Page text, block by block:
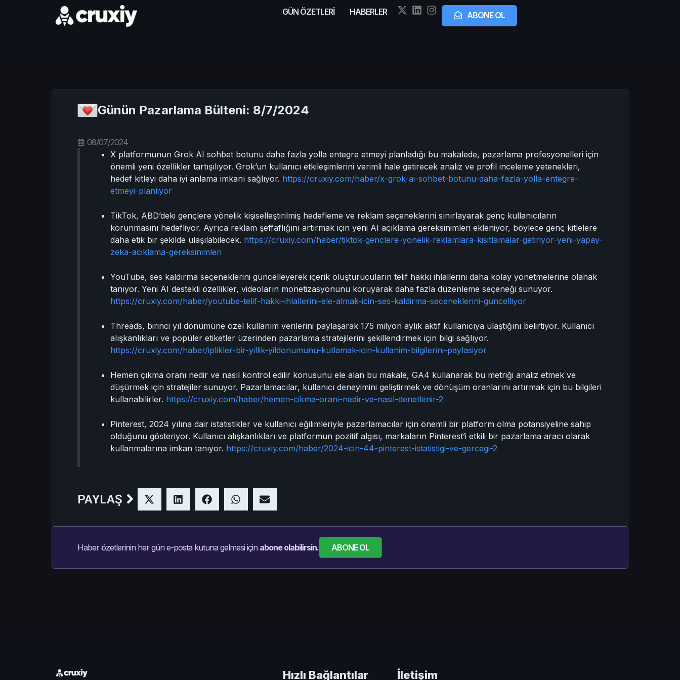
GÜN ÖZETLERİ HABERLER ABONE OL
Günün Pazarlama Bülteni: 8/7/2024
08/07/2024
X platformunun Grok AI sohbet botunu daha fazla yolla entegre etmeyi planladığı bu makalede, pazarlama profesyonelleri için
önemli yeni özellikler tartışılıyor. Grok’un kullanıcı etkileşimlerini verimli hale getirecek analiz ve profil inceleme yetenekleri,
hedef kitleyi daha iyi anlama imkanı sağlıyor. https://cruxiy.com/haber/x-grok-ai-sohbet-botunu-daha-fazla-yolla-entegre-
etmeyi-planliyor
TikTok, ABD’deki gençlere yönelik kişiselleştirilmiş hedefleme ve reklam seçeneklerini sınırlayarak genç kullanıcıların
korunmasını hedefliyor. Ayrıca reklam şeffaflığını artırmak için yeni AI açıklama gereksinimleri ekleniyor, böylece genç kitlelere
daha etik bir şekilde ulaşılabilecek. https://cruxiy.com/haber/tiktok-genclere-yonelik-reklamlara-kisitlamalar-getiriyor-yeni-yapay-
zeka-aciklama-gereksinimleri
YouTube, ses kaldırma seçeneklerini güncelleyerek içerik oluşturucuların telif hakkı ihlallerini daha kolay yönetmelerine olanak
tanıyor. Yeni AI destekli özellikler, videoların monetizasyonunu koruyarak daha fazla düzenleme seçeneği sunuyor.
https://cruxiy.com/haber/youtube-telif-hakki-ihlallerini-ele-almak-icin-ses-kaldirma-seceneklerini-guncelliyor
Threads, birinci yıl dönümüne özel kullanım verilerini paylaşarak 175 milyon aylık aktif kullanıcıya ulaştığını belirtiyor. Kullanıcı
alışkanlıkları ve popüler etiketler üzerinden pazarlama stratejilerini şekillendirmek için bilgi sağlıyor.
https://cruxiy.com/haber/iplikler-bir-yillik-yildonumunu-kutlamak-icin-kullanim-bilgilerini-paylasiyor
Hemen çıkma oranı nedir ve nasıl kontrol edilir konusunu ele alan bu makale, GA4 kullanarak bu metriği analiz etmek ve
düşürmek için stratejiler sunuyor. Pazarlamacılar, kullanıcı deneyimini geliştirmek ve dönüşüm oranlarını artırmak için bu bilgileri
kullanabilirler. https://cruxiy.com/haber/hemen-cikma-orani-nedir-ve-nasil-denetlenir-2
Pinterest, 2024 yılına dair istatistikler ve kullanıcı eğilimleriyle pazarlamacılar için önemli bir platform olma potansiyeline sahip
olduğunu gösteriyor. Kullanıcı alışkanlıkları ve platformun pozitif algısı, markaların Pinterest’i etkili bir pazarlama aracı olarak
kullanmalarına imkan tanıyor. https://cruxiy.com/haber/2024-icin-44-pinterest-istatistigi-ve-gercegi-2
PAYLAŞ
Haber özetlerinin her gün e-posta kutuna gelmesi için abone olabilirsin. ABONE OL
Hızlı Bağlantılar İletişim